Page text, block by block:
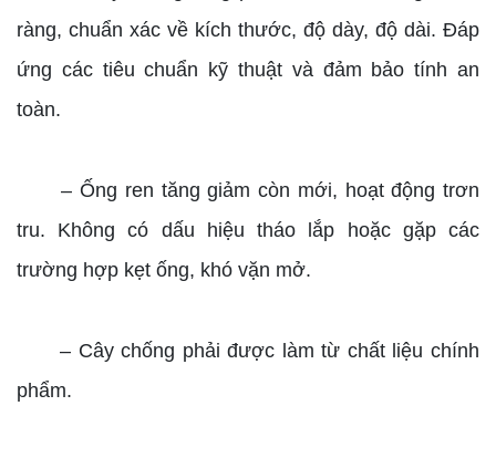
ràng, chuẩn xác về kích thước, độ dày, độ dài. Đáp
ứng các tiêu chuẩn kỹ thuật và đảm bảo tính an
toàn.
– Ống ren tăng giảm còn mới, hoạt động trơn
tru. Không có dấu hiệu tháo lắp hoặc gặp các
trường hợp kẹt ống, khó vặn mở.
– Cây chống phải được làm từ chất liệu chính
phẩm.